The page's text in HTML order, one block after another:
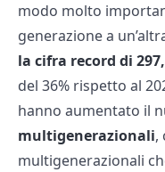
modo molto
generazione a
la cifra record di
del 36% rispetto al
hanno aumentato il
multigenerazionali,
multigenerazionali